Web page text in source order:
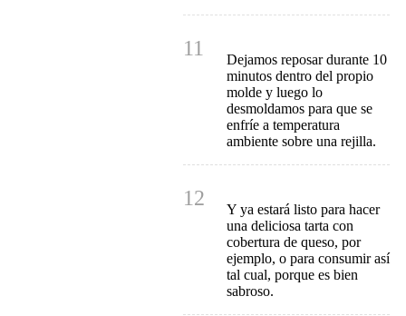
11
Dejamos reposar durante 10
minutos dentro del propio
molde y luego lo
desmoldamos para que se
enfríe a temperatura
ambiente sobre una rejilla.
12
Y ya estará listo para hacer
una deliciosa tarta con
cobertura de queso, por
ejemplo, o para consumir así
tal cual, porque es bien
sabroso.